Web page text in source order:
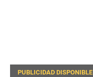
PUBLICIDAD DISPONIBLE